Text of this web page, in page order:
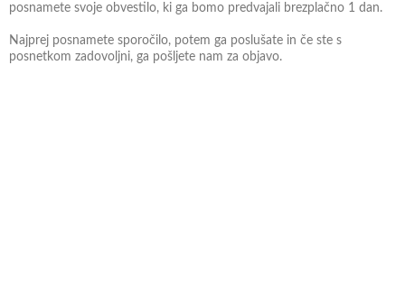
posnamete svoje obvestilo, ki ga bomo predvajali brezplačno 1 dan.
Najprej posnamete sporočilo, potem ga poslušate in če ste s
posnetkom zadovoljni, ga pošljete nam za objavo.